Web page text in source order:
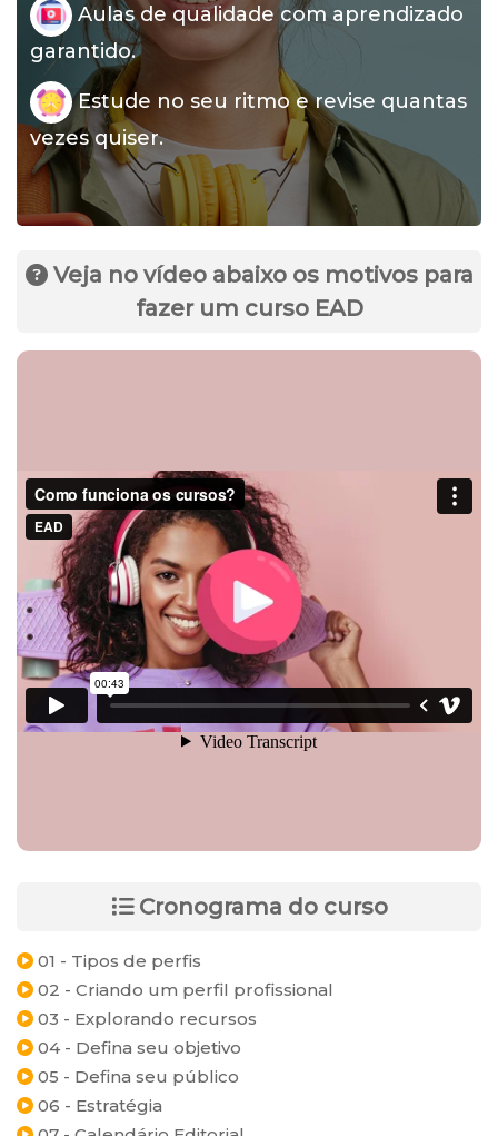
Aulas de qualidade com aprendizado
garantido.
Estude no seu ritmo e revise quantas
vezes quiser.
Veja no vídeo abaixo os motivos para
fazer um curso EAD
Cronograma do curso
01 - Tipos de perfis
02 - Criando um perfil profissional
03 - Explorando recursos
04 - Defina seu objetivo
05 - Defina seu público
06 - Estratégia